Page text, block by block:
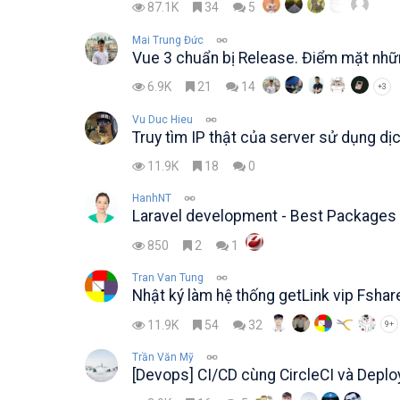
87.1K 34 5
Mai Trung Đức
Vue 3 chuẩn bị Release. Điểm mặt
6.9K 21 14 +3
Vu Duc Hieu
Truy tìm IP thật của server sử dụng
11.9K 18 0
HanhNT
Laravel development - Best Packages
850 2 1
Tran Van Tung
Nhật ký làm hệ thống getLink vip
11.9K 54 32 9+
Trần Văn Mỹ
[Devops] CI/CD cùng CircleCI và